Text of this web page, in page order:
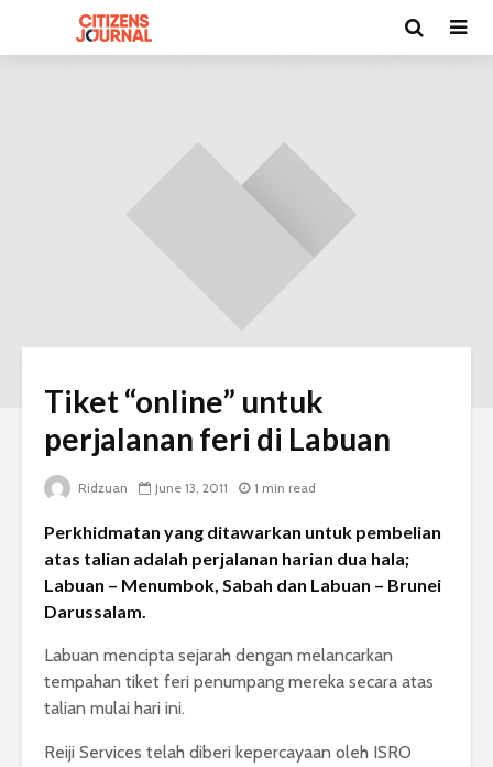
Tiket “online” untuk
perjalanan feri di Labuan
Ridzuan June 13, 2011 1 min read
Perkhidmatan yang ditawarkan untuk pembelian
atas talian adalah perjalanan harian dua hala;
Labuan – Menumbok, Sabah dan Labuan – Brunei
Darussalam.
Labuan mencipta sejarah dengan melancarkan
tempahan tiket feri penumpang mereka secara atas
talian mulai hari ini.
Reiji Services telah diberi kepercayaan oleh ISRO